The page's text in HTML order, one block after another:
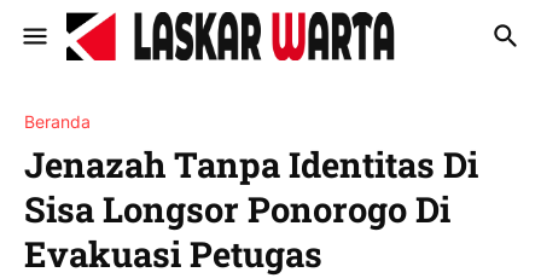
Beranda
Jenazah Tanpa Identitas Di
Sisa Longsor Ponorogo Di
Evakuasi Petugas